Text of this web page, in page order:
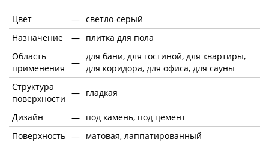
Цвет — светло-серый
Назначение
— плитка для пола
Область
применения
—
для бани, для гостиной, для квартиры,
для коридора, для офиса, для сауны
Структура
поверхности
— гладкая
Дизайн — под камень, под цемент
Поверхность — матовая, лаппатированный